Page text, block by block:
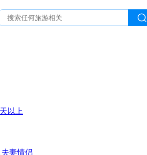
以上
夫妻情侣